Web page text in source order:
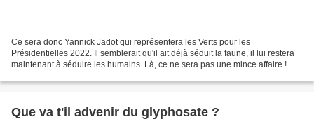
Ce sera donc Yannick Jadot qui représentera les Verts pour les
Présidentielles 2022. Il semblerait qu'il ait déjà séduit la faune, il lui restera
maintenant à séduire les humains. Là, ce ne sera pas une mince affaire !
Que va t'il advenir du glyphosate ?